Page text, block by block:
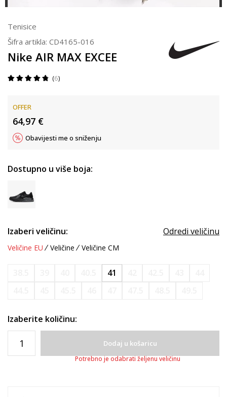
Tenisice
Šifra artikla: CD4165-016
Nike AIR MAX EXCEE
6
OFFER
64,97 €
Obavijesti me o sniženju
Dostupno u više boja:
Izaberi veličinu: Odredi veličinu
Veličine EU Veličine Veličine CM
41
Izaberite količinu:
Dodaj u košaricu
Potrebno je odabrati željenu veličinu